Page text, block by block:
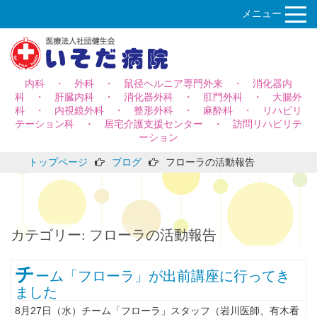
メニュー
内科 ・ 外科 ・ 鼠径ヘルニア専門外来 ・ 消化器内
科 ・ 肝臓内科 ・ 消化器外科 ・ 肛門外科 ・ 大腸外
科 ・ 内視鏡外科 ・ 整形外科 ・ 麻酔科 ・ リハビリ
テーション科 ・ 居宅介護支援センター ・ 訪問リハビリテ
ーション
トップページ ブログ フローラの活動報告
カテゴリー: フローラの活動報告
チーム「フローラ」が出前講座に行ってき
ました
8月27日（水）チーム「フローラ」スタッフ（岩川医師、有木看